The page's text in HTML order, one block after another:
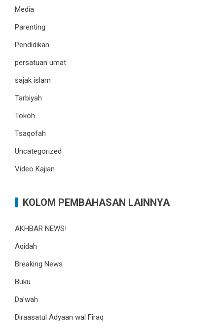
Media
Parenting
Pendidikan
persatuan umat
sajak islam
Tarbiyah
Tokoh
Tsaqofah
Uncategorized
Video Kajian
KOLOM PEMBAHASAN LAINNYA
AKHBAR NEWS!
Aqidah
Breaking News
Buku
Da'wah
Diraasatul Adyaan wal Firaq